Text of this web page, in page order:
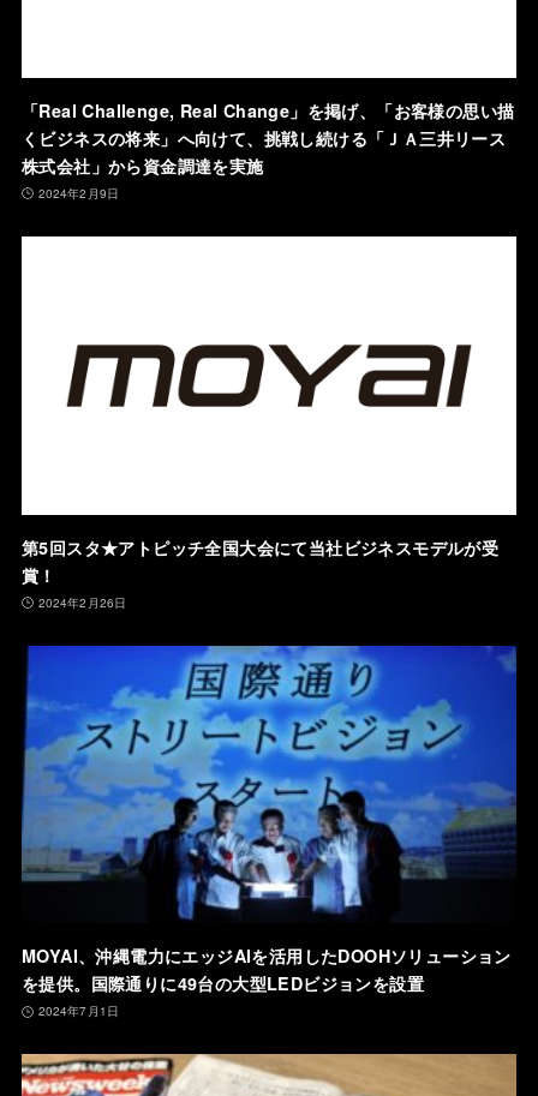
「Real Challenge, Real Change」を掲げ、「お客様の思い描
くビジネスの将来」へ向けて、挑戦し続ける「ＪＡ三井リース
株式会社」から資金調達を実施
2024年2月9日
第5回スタ★アトピッチ全国大会にて当社ビジネスモデルが受
賞！
2024年2月26日
MOYAI、沖縄電力にエッジAIを活用したDOOHソリューション
を提供。国際通りに49台の大型LEDビジョンを設置
2024年7月1日